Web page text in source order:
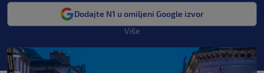
Dodajte N1 u omiljeni Google izvor
Više